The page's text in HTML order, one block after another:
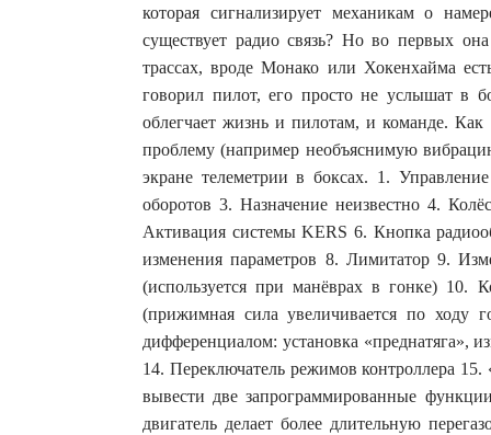
которая сигнализирует механикам о
существует радио связь? Но во первых
трассах, вроде Монако или Хокенхайма
говорил пилот, его просто не услышат в
облегчает жизнь и пилотам, и команде. Как
проблему (например необъяснимую
экране телеметрии в боксах. 1.
оборотов 3. Назначение неизвестно 4.
Активация системы KERS 6. Кнопка
изменения параметров 8. Лимитатор 9.
(используется при манёврах в гонке) 10.
(прижимная сила увеличивается по ходу
дифференциалом: установка «преднатяга»,
14. Переключатель режимов контроллера
вывести две запрограммированные
двигатель делает более длительную